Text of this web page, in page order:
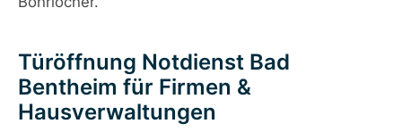
Türöffnung Notdienst Bad
Bentheim für Firmen &
Hausverwaltungen